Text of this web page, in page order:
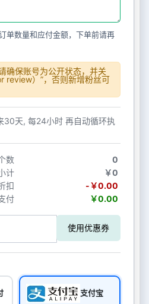
单数量和应付金额，下单前请再
确保账号为公开状态，并关
review）”，否则新增粉丝可
30天, 每24小时 再自动循环执
数
0
计
￥0
扣
-￥0.00
付
￥0.00
使用优惠券
支付宝